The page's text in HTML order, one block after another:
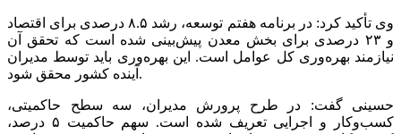
وی تأکید کرد: در برنامه هفتم توسعه، رشد ۸.۵ درصدی برای اقتصاد
و ۲۳ درصدی برای بخش معدن پیش‌بینی شده است که تحقق آن
نیازمند بهره‌وری کل عوامل است. این بهره‌وری باید توسط مدیران
آینده کشور محقق شود.
حسینی گفت: در طرح پرورش مدیران، سه سطح حاکمیتی،
کسب‌وکار و اجرایی تعریف شده است. سهم حاکمیت ۵ درصد،